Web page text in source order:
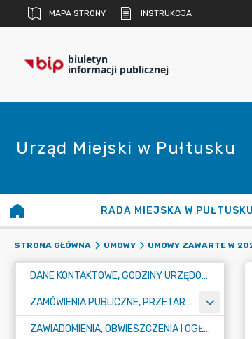
MAPA STRONY INSTRUKCJA
biuletyn
informacji publicznej
Urząd Miejski w Pułtusku
RADA MIEJSKA W PUŁTUSKU
STRONA GŁÓWNA UMOWY UMOWY ZAWARTE W
DANE KONTAKTOWE, GODZINY URZĘDOWANIA I NUMER KONTA BANKOWEGO
ZAMÓWIENIA PUBLICZNE, PRZETARGI, KONKURSY
ZAWIADOMIENIA, OBWIESZCZENIA I OGŁOSZENIA